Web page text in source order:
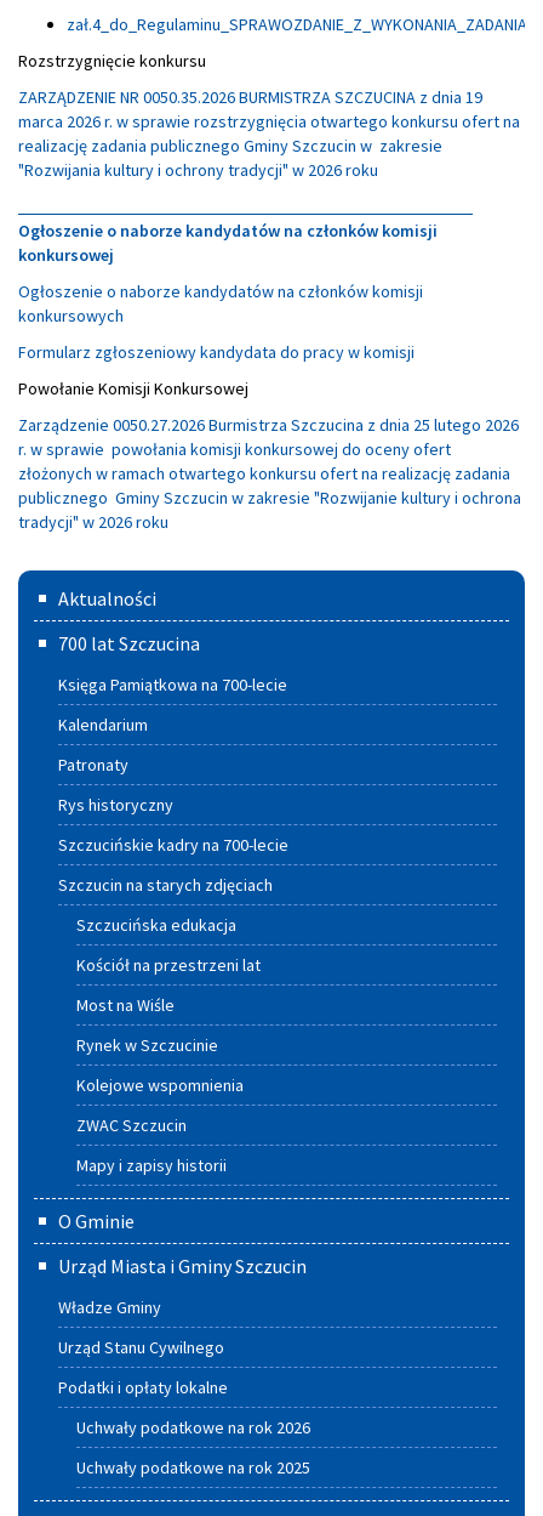
Rozstrzygnięcie konkursu
ZARZĄDZENIE NR 0050.35.2026 BURMISTRZA SZCZUCINA z dnia 19
marca 2026 r. w sprawie rozstrzygnięcia otwartego konkursu ofert na
realizację zadania publicznego Gminy Szczucin w zakresie
"Rozwijania kultury i ochrony tradycji" w 2026 roku
Ogłoszenie o naborze kandydatów na członków komisji
konkursowej
Ogłoszenie o naborze kandydatów na członków komisji
konkursowych
Formularz zgłoszeniowy kandydata do pracy w komisji
Powołanie Komisji Konkursowej
Zarządzenie 0050.27.2026 Burmistrza Szczucina z dnia 25 lutego 2026
r. w sprawie powołania komisji konkursowej do oceny ofert
złożonych w ramach otwartego konkursu ofert na realizację zadania
publicznego Gminy Szczucin w zakresie "Rozwijanie kultury i ochrona
tradycji" w 2026 roku
Menu
główne
Aktualności
700 lat Szczucina
Księga Pamiątkowa na 700-lecie
Kalendarium
Patronaty
Rys historyczny
Szczucińskie kadry na 700-lecie
Szczucin na starych zdjęciach
Szczucińska edukacja
Kościół na przestrzeni lat
Most na Wiśle
Rynek w Szczucinie
Kolejowe wspomnienia
ZWAC Szczucin
Mapy i zapisy historii
O Gminie
Urząd Miasta i Gminy Szczucin
Władze Gminy
Urząd Stanu Cywilnego
Podatki i opłaty lokalne
Uchwały podatkowe na rok 2026
Uchwały podatkowe na rok 2025